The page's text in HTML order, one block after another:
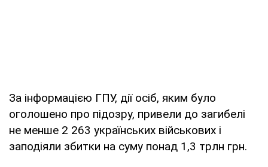
За інформацією ГПУ, дії осіб, яким було
оголошено про підозру, привели до загибелі
не менше 2 263 українських військових і
заподіяли збитки на суму понад 1,3 трлн грн.